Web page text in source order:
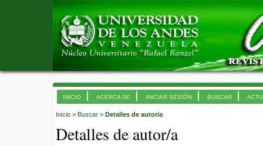
INICIO ACERCA DE INICIAR SESIÓN BUSCAR
Inicio > Buscar > Detalles de autor/a
Detalles de autor/a